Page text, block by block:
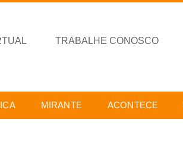
TRABALHE CONOSCO
MIRANTE ACONTECE